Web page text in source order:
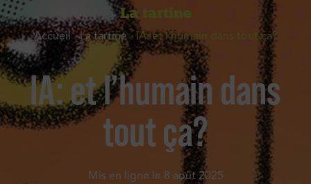
La tartine
Accueil-La tartine- IA: et l’humain dans tout ça?
IA: et l’humain dans
tout ça?
Mis en ligne le 8 août 2025